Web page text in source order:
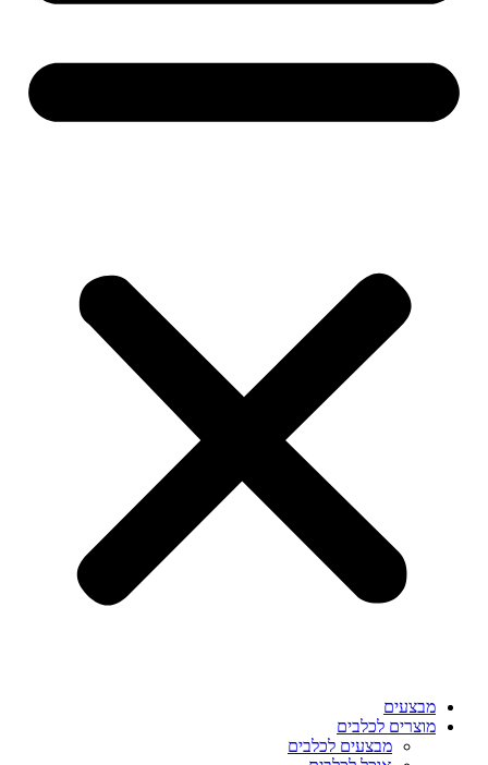
מבצעים
מוצרים לכלבים
מבצעים לכלבים